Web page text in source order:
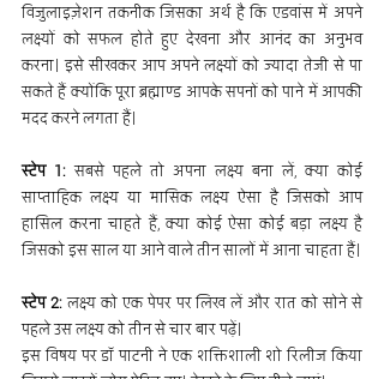
विजुलाइज़ेशन तकनीक जिसका अर्थ है कि एडवांस में अपने
लक्ष्यों को सफल होते हुए देखना और आनंद का अनुभव
करना। इसे सीखकर आप अपने लक्ष्यों को ज्यादा तेजी से पा
सकते हैं क्योंकि पूरा ब्रह्माण्ड आपके सपनों को पाने में आपकी
मदद करने लगता हैं।
स्टेप 1: सबसे पहले तो अपना लक्ष्य बना लें, क्या कोई
साप्ताहिक लक्ष्य या मासिक लक्ष्य ऐसा है जिसको आप
हासिल करना चाहते हैं, क्या कोई ऐसा कोई बड़ा लक्ष्य है
जिसको इस साल या आने वाले तीन सालों में आना चाहता हैं।
स्टेप 2: लक्ष्य को एक पेपर पर लिख लें और रात को सोने से
पहले उस लक्ष्य को तीन से चार बार पढ़ें।
इस विषय पर डॉ पाटनी ने एक शक्तिशाली शो रिलीज किया